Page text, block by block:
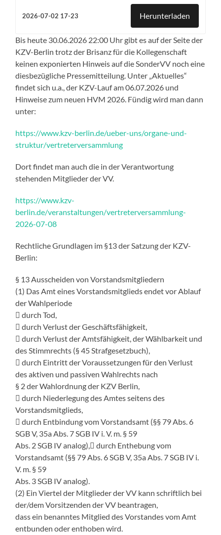
2026-07-02 17-23 Herunterladen
Bis heute 30.06.2026 22:00 Uhr gibt es auf der Seite der
KZV-Berlin trotz der Brisanz für die Kollegenschaft
keinen exponierten Hinweis auf die SonderVV noch eine
diesbezügliche Pressemitteilung. Unter „Aktuelles“
findet sich u.a., der KZV-Lauf am 06.07.2026 und
Hinweise zum neuen HVM 2026. Fündig wird man dann
unter:
https://www.kzv-berlin.de/ueber-uns/organe-und-
struktur/vertreterversammlung
Dort findet man auch die in der Verantwortung
stehenden Mitglieder der VV.
https://www.kzv-
berlin.de/veranstaltungen/vertreterversammlung-
2026-07-08
Rechtliche Grundlagen im §13 der Satzung der KZV-
Berlin:
§ 13 Ausscheiden von Vorstandsmitgliedern
(1) Das Amt eines Vorstandsmitglieds endet vor Ablauf
der Wahlperiode
 durch Tod,
 durch Verlust der Geschäftsfähigkeit,
 durch Verlust der Amtsfähigkeit, der Wählbarkeit und
des Stimmrechts (§ 45 Strafgesetzbuch),
 durch Eintritt der Voraussetzungen für den Verlust
des aktiven und passiven Wahlrechts nach
§ 2 der Wahlordnung der KZV Berlin,
 durch Niederlegung des Amtes seitens des
Vorstandsmitglieds,
 durch Entbindung vom Vorstandsamt (§§ 79 Abs. 6
SGB V, 35a Abs. 7 SGB IV i. V. m. § 59
Abs. 2 SGB IV analog), durch Enthebung vom
Vorstandsamt (§§ 79 Abs. 6 SGB V, 35a Abs. 7 SGB IV i.
V. m. § 59
Abs. 3 SGB IV analog).
(2) Ein Viertel der Mitglieder der VV kann schriftlich bei
der/dem Vorsitzenden der VV beantragen,
dass ein benanntes Mitglied des Vorstandes vom Amt
entbunden oder enthoben wird.